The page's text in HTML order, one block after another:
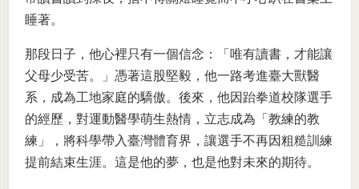
睡著。
那段日子，他心裡只有一個信念：「唯有讀書，才能讓
父母少受苦。」憑著這股堅毅，他一路考進臺大獸醫
系，成為工地家庭的驕傲。後來，他因跆拳道校隊選手
的經歷，對運動醫學萌生熱情，立志成為「教練的教
練」，將科學帶入臺灣體育界，讓選手不再因粗糙訓練
提前結束生涯。這是他的夢，也是他對未來的期待。